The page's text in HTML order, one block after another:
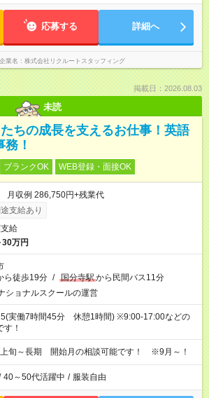
応募する 詳細へ
業名 株式会社リクルートスタッフィング
掲載日：2026.08.03
未読
ちの成長を支えるお仕事！英語
！
ブランクOK WEB登録・面接OK
月収例 286,750円+残業代
支給あり
給
万円
ら徒歩19分 / 国分寺駅から民間バス11分
ショナルスクールの運営
実働7時間45分 休憩1時間) ※9:00-17:00などの
！
旬～長期 開始月の相談可能です！ ※9月～！
40～50代活躍中 / 服装自由